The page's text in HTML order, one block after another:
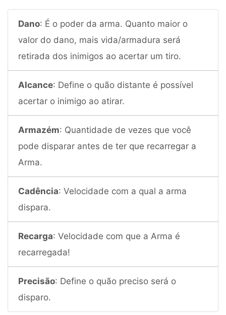
Dano: É o poder da arma. Quanto maior o
valor do dano, mais vida/armadura será
retirada dos inimigos ao acertar um tiro.
Alcance: Define o quão distante é possível
acertar o inimigo ao atirar.
Armazém: Quantidade de vezes que você
pode disparar antes de ter que recarregar a
Arma.
Cadência: Velocidade com a qual a arma
dispara.
Recarga: Velocidade com que a Arma é
recarregada!
Precisão: Define o quão preciso será o
disparo.